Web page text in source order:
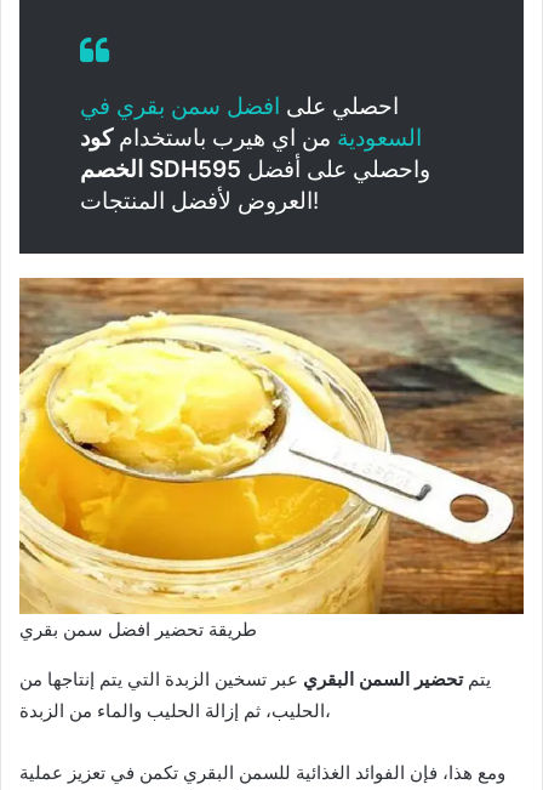
احصلي على افضل سمن بقري في
السعودية من اي هيرب باستخدامكود
الخصم SDH595
العروض لأفضل المنتجات!
طريقة تحضير افضل سمن بقري
يتمتحضير السمن البقري عبر تسخين الزبدة التي يتم إنتاجها من
الحليب، ثم إزالة الحليب والماء من الزبدة،
ومع هذا، فإن الفوائد الغذائية للسمن البقري تكمن في تعزيز عملية